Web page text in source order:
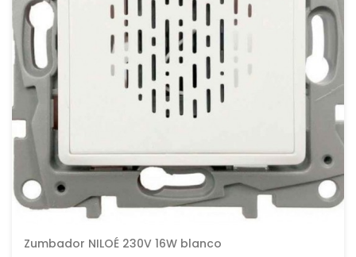
Zumbador NILOÉ 230V 16W blanco